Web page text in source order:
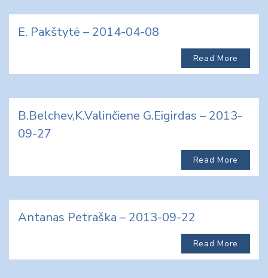
E. Pakštytė – 2014-04-08
Read More
B.Belchev,K.Valinčiene G.Eigirdas – 2013-
09-27
Read More
Antanas Petraška – 2013-09-22
Read More